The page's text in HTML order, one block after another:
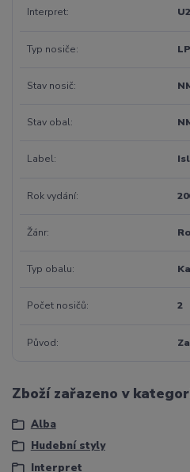
Interpret U2
Typ nosiče LP
Stav nosič
Stav obal
Label
Rok vydání
Žánr
Typ obalu
Počet nosičů 2
Původ
Zboží zařazeno v
Alba
Hudební styly
Interpret